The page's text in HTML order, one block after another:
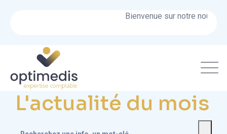
Bienvenue sur notre nouveau
L'actualité du mois